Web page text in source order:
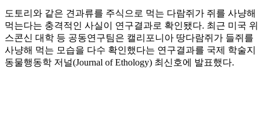
도토리와 같은 견과류를 주식으로 먹는 다람쥐가 쥐를 사냥해
먹는다는 충격적인 사실이 연구결과로 확인됐다. 최근 미국 위
스콘신 대학 등 공동연구팀은 캘리포니아 땅다람쥐가 들쥐를
사냥해 먹는 모습을 다수 확인했다는 연구결과를 국제 학술지
동물행동학 저널(Journal of Ethology) 최신호에 발표했다.